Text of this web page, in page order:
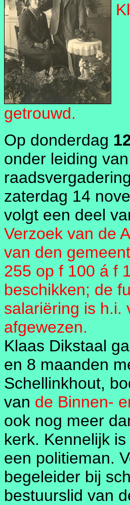
getrouwd.
Op donderdag
onder leiding
zaterdag 14
volgt een deel
Verzoek van de
van den
255 op f 100 á f
beschikken; de
salariëring is h.i.
afgewezen.
Klaas Dikstaal
en 8 maanden
Schellinkhout,
van de Binnen-
ook nog meer
kerk. Kennelijk
een politieman.
begeleider bij
bestuurslid van